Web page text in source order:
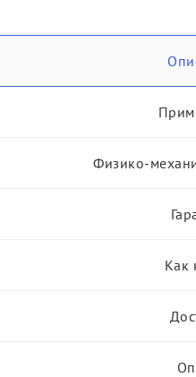
Физико-
Как